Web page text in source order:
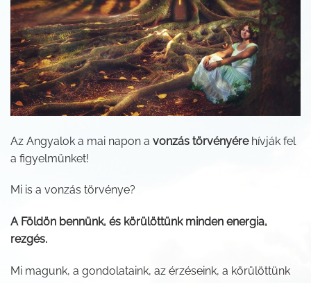
Az Angyalok a mai napon a vonzás törvényérehívják fel
a figyelmünket!
Mi is a vonzás törvénye?
A Földön bennünk, és körülöttünk minden energia,
rezgés.
Mi magunk, a gondolataink, az érzéseink, a körülöttünk